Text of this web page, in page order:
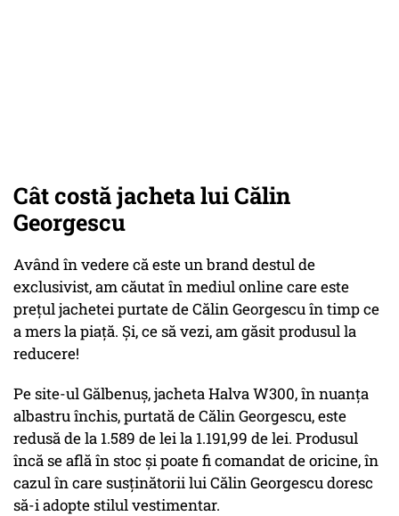
Cât costă jacheta lui Călin
Georgescu
Având în vedere că este un brand destul de
exclusivist, am căutat în mediul online care este
prețul jachetei purtate de Călin Georgescu în timp ce
a mers la piață. Și, ce să vezi, am găsit produsul la
reducere!
Pe site-ul Gălbenuș, jacheta Halva W300, în nuanța
albastru închis, purtată de Călin Georgescu, este
redusă de la 1.589 de lei la 1.191,99 de lei. Produsul
încă se află în stoc și poate fi comandat de oricine, în
cazul în care susținătorii lui Călin Georgescu doresc
să-i adopte stilul vestimentar.